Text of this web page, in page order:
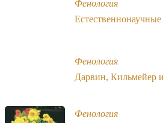
Фенология
Фенология
Дарвин, Кильмейер
Фенология